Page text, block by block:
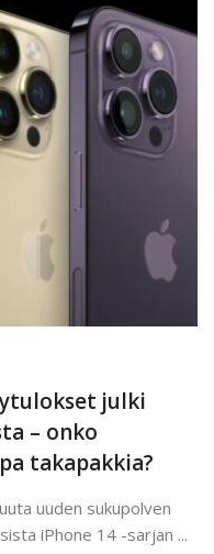
julki
– onko
takapakkia?
uuden sukupolven
iPhone 14 -sarjan ...